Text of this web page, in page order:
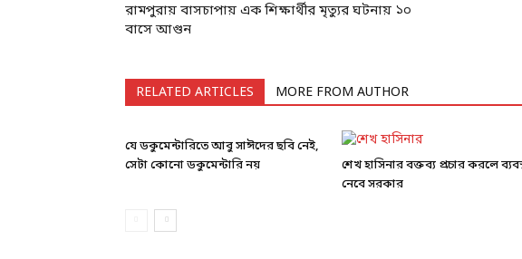
রামপুরায় বাসচাপায় এক শিক্ষার্থীর মৃত্যুর ঘটনায় ১০
বাসে আগুন
RELATED ARTICLES MORE FROM AUTHOR
যে ডকুমেন্টারিতে আবু সাঈদের ছবি নেই,
সেটা কোনো ডকুমেন্টারি নয়
শেখ হাসিনার বক্তব্য প্রচার করলে
নেবে সরকার